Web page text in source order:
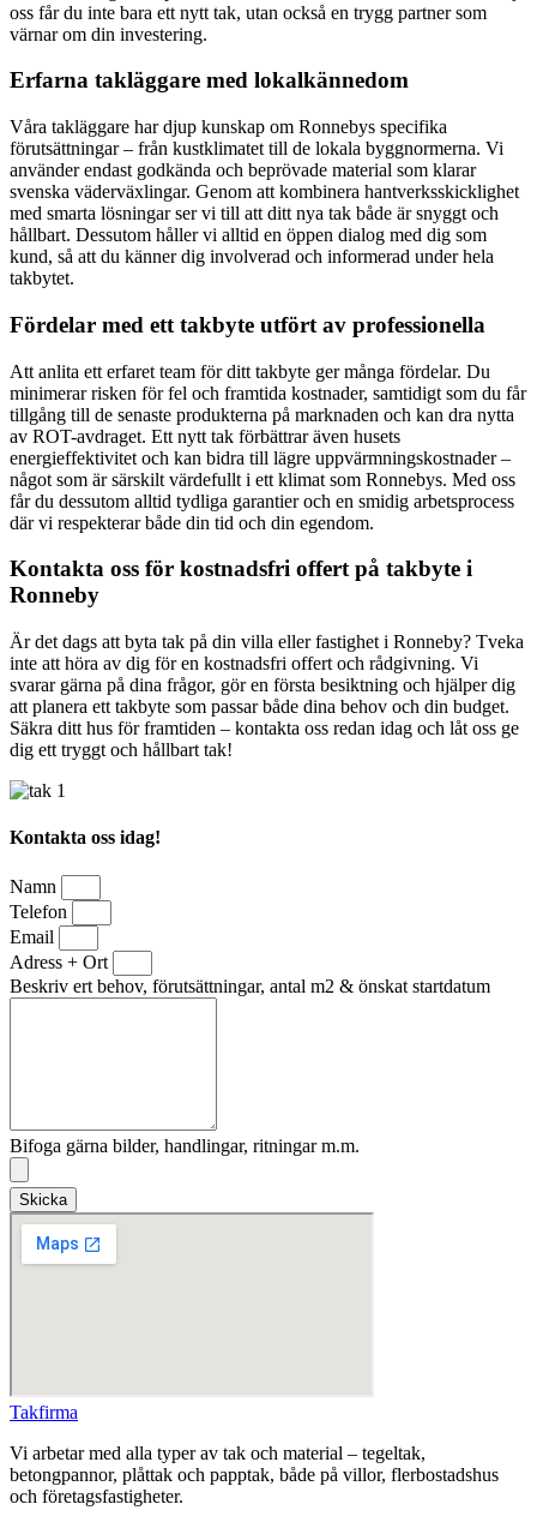
oss får du inte bara ett nytt tak, utan också en trygg partner som
värnar om din investering.
Erfarna takläggare med lokalkännedom
Våra takläggare har djup kunskap om Ronnebys specifika
förutsättningar – från kustklimatet till de lokala byggnormerna. Vi
använder endast godkända och beprövade material som klarar
svenska väderväxlingar. Genom att kombinera hantverksskicklighet
med smarta lösningar ser vi till att ditt nya tak både är snyggt och
hållbart. Dessutom håller vi alltid en öppen dialog med dig som
kund, så att du känner dig involverad och informerad under hela
takbytet.
Fördelar med ett takbyte utfört av professionella
Att anlita ett erfaret team för ditt takbyte ger många fördelar. Du
minimerar risken för fel och framtida kostnader, samtidigt som du får
tillgång till de senaste produkterna på marknaden och kan dra nytta
av ROT-avdraget. Ett nytt tak förbättrar även husets
energieffektivitet och kan bidra till lägre uppvärmningskostnader –
något som är särskilt värdefullt i ett klimat som Ronnebys. Med oss
får du dessutom alltid tydliga garantier och en smidig arbetsprocess
där vi respekterar både din tid och din egendom.
Kontakta oss för kostnadsfri offert på takbyte i
Ronneby
Är det dags att byta tak på din villa eller fastighet i Ronneby? Tveka
inte att höra av dig för en kostnadsfri offert och rådgivning. Vi
svarar gärna på dina frågor, gör en första besiktning och hjälper dig
att planera ett takbyte som passar både dina behov och din budget.
Säkra ditt hus för framtiden – kontakta oss redan idag och låt oss ge
dig ett tryggt och hållbart tak!
Kontakta oss idag!
Namn
Telefon
Email
Adress + Ort
Beskriv ert behov, förutsättningar, antal m2 & önskat startdatum
Bifoga gärna bilder, handlingar, ritningar m.m.
Skicka
Takfirma
Vi arbetar med alla typer av tak och material – tegeltak,
betongpannor, plåttak och papptak, både på villor, flerbostadshus
och företagsfastigheter.